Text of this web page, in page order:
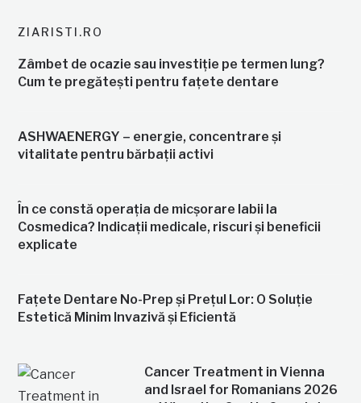
ZIARISTI.RO
Zâmbet de ocazie sau investiție pe termen lung?
Cum te pregătești pentru fațete dentare
ASHWAENERGY – energie, concentrare și
vitalitate pentru bărbații activi
În ce constă operația de micșorare labii la
Cosmedica? Indicații medicale, riscuri și beneficii
explicate
Fațete Dentare No-Prep și Prețul Lor: O Soluție
Estetică Minim Invazivă și Eficientă
Cancer Treatment in Vienna
and Israel for Romanians 2026